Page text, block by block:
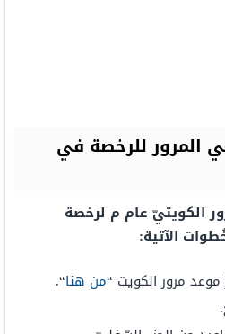
المرور للرخصة في
الكويتيّ عام م لرخصة
الآتية:
مرور الكويت “من هنا“.